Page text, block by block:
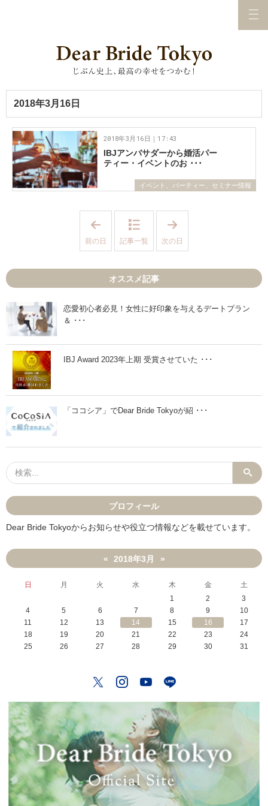
2018年3月16日
イベント、パーティー、セミナー情報
IBJアンバサダーから婚活パー
ティー・イベントのお ･･･
2018年3月16日｜17:43
8
3
月
1
日
」
前の日 記事一覧
8
4
2
」
次の日
オススメ記事
恋愛初心者必見！女性に好印象を与えるデートプラン
＆ ･･･
IBJ Award 2023年上期 受賞させていた ･･･
「ココシア」でDear Bride Tokyoが紹 ･･･
プロフィール
Dear Bride Tokyoからお知らせや役立つ情報などを載せています。
« 2018年3月 »
日 月 火 水 木 金
土
1
2
3
4
5 6 7 8 9
10
11
12 13 14 15 16
17
18
19 20 21 22 23
24
25
26 27 28 29 30 31
TwitterInstagram
YouTube